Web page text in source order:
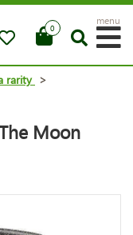
0
menu
rarity >
Moon